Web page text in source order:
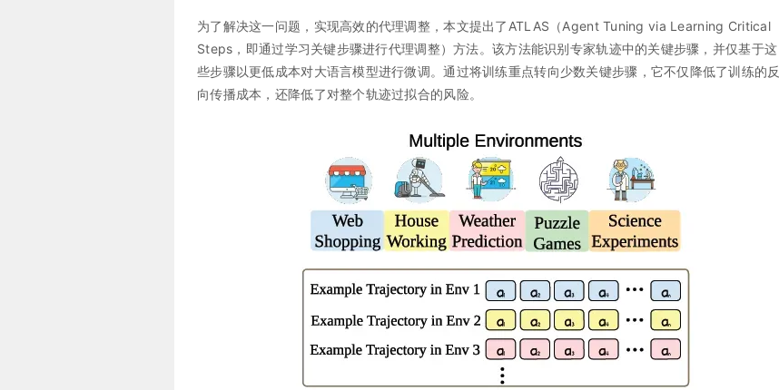
为了解决这一问题，实现高效的代理调整，本文提出了ATLAS（Agent Tuning via Learning Critical
Steps，即通过学习关键步骤进行代理调整）方法。该方法能识别专家轨迹中的关键步骤，并仅基于这
些步骤以更低成本对大语言模型进行微调。通过将训练重点转向少数关键步骤，它不仅降低了训练的反
向传播成本，还降低了对整个轨迹过拟合的风险。